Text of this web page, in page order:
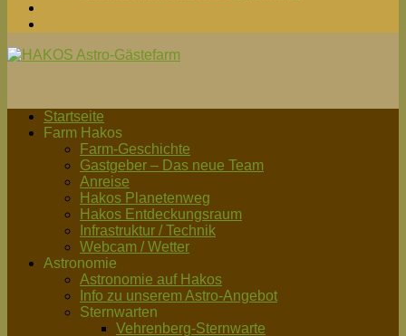
Startseite
Farm Hakos
Farm-Geschichte
Gastgeber – Das neue Team
Anreise
Hakos Planetenweg
Hakos Entdeckungsraum
Infrastruktur / Technik
Webcam / Wetter
Astronomie
Astronomie auf Hakos
Info zu unserem Astro-Angebot
Sternwarten
Vehrenberg-Sternwarte